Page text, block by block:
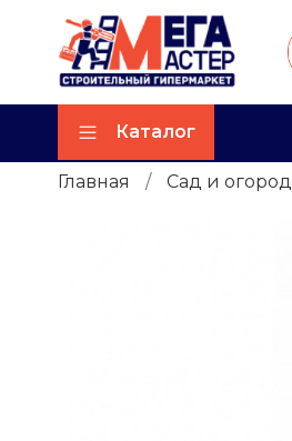
Каталог
Главная Сад и огород